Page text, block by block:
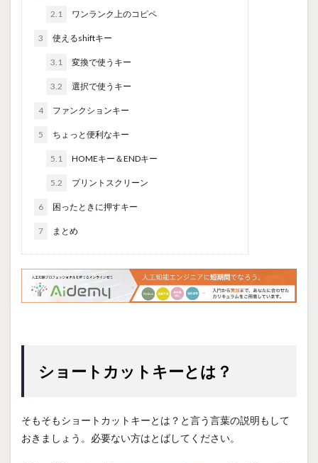
2.1 ワンランク上のコピペ
3 使えるshiftキー
3.1 変換で使うキー
3.2 選択で使うキー
4 ファンクションキー
5 ちょっと便利なキー
5.1 HOMEキー＆ENDキー
5.2 プリントスクリーン
6 困ったときに押すキー
7 まとめ
ショートカットキーとは？
そもそもショートカットキーとは？と言う言葉の説明もして
おきましょう。必要ない方はとばしてください。